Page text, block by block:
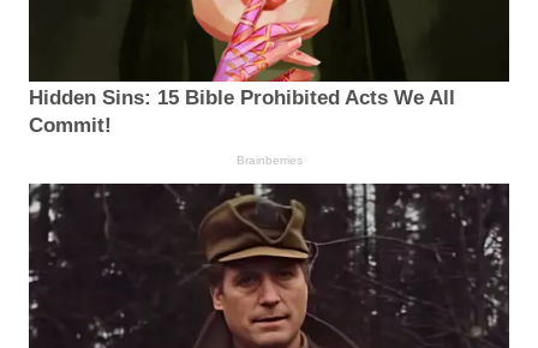
Hidden Sins: 15 Bible Prohibited Acts We All
Commit!
Brainberries